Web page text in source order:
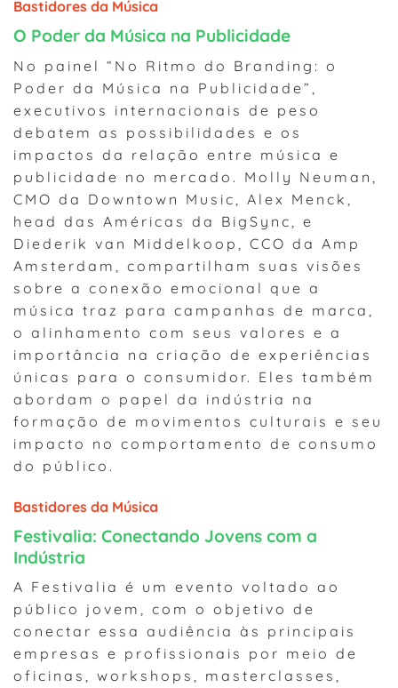
Bastidores da Música
O Poder da Música na Publicidade
No painel “No Ritmo do Branding: o
Poder da Música na Publicidade”,
executivos internacionais de peso
debatem as possibilidades e os
impactos da relação entre música e
publicidade no mercado. Molly Neuman,
CMO da Downtown Music, Alex Menck,
head das Américas da BigSync, e
Diederik van Middelkoop, CCO da Amp
Amsterdam, compartilham suas visões
sobre a conexão emocional que a
música traz para campanhas de marca,
o alinhamento com seus valores e a
importância na criação de experiências
únicas para o consumidor. Eles também
abordam o papel da indústria na
formação de movimentos culturais e seu
impacto no comportamento de consumo
do público.
Bastidores da Música
Festivalia: Conectando Jovens com a
Indústria
A Festivalia é um evento voltado ao
público jovem, com o objetivo de
conectar essa audiência às principais
empresas e profissionais por meio de
oficinas, workshops, masterclasses,